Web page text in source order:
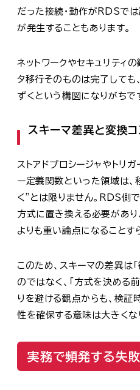
だった接続・動作がRDSで
が発生することもあります。
ネットワークやセキュリティ
タ移行そのものは完了しても
ずくという構図になりがちで
スキーマ差異と変換コ
ストアドプロシージャやトリ
ー定義関数といった領域は、
く”とは限りません。RDS側
方式に置き換える必要があり
よりも重い論点になることす
このため、スキーマの差異は
のではなく、「方式を決める
りを避ける観点からも、検
性を確保する意味は大きくな
実務で頻発する失